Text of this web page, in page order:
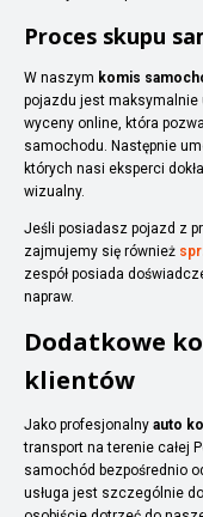
Proces skupu
W naszym komis
pojazdu jest maksymalnie
wyceny online, która
samochodu. Następnie
których nasi eksperci
wizualny.
Jeśli posiadasz pojazd z
zajmujemy się również
zespół posiada
napraw.
Dodatkowe
klientów
Jako profesjonalny auto
transport na terenie całej
samochód bezpośrednio
usługa jest szczególnie